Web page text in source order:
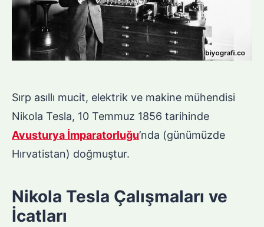
Sırp asıllı mucit, elektrik ve makine mühendisi
Nikola Tesla, 10 Temmuz 1856 tarihinde
Avusturya İmparatorluğu’nda (günümüzde
Hırvatistan) doğmuştur.
Nikola Tesla Çalışmaları ve
İcatları